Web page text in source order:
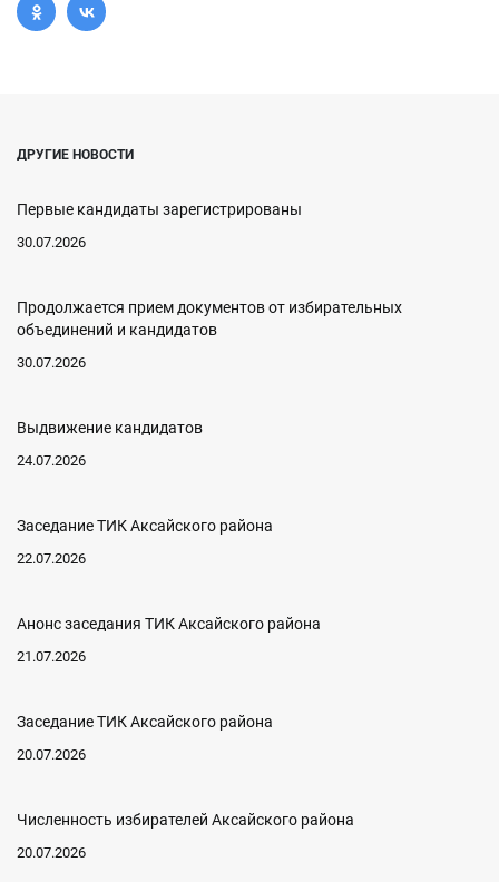
ДРУГИЕ НОВОСТИ
Первые кандидаты зарегистрированы
30.07.2026
Продолжается прием документов от избирательных
объединений и кандидатов
30.07.2026
Выдвижение кандидатов
24.07.2026
Заседание ТИК Аксайского района
22.07.2026
Анонс заседания ТИК Аксайского района
21.07.2026
Заседание ТИК Аксайского района
20.07.2026
Численность избирателей Аксайского района
20.07.2026